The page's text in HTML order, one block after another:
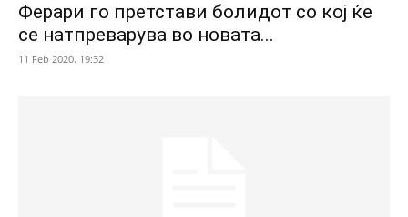
Ферари го претстави болидот со кој ќе
се натпреварува во новата...
11 Feb 2020. 19:32